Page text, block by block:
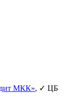
МКК», ✓ ЦБ